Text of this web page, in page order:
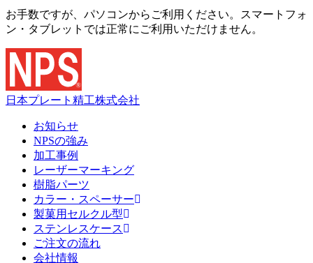
お手数ですが、パソコンからご利用ください。スマートフォ
ン・タブレットでは正常にご利用いただけません。
日本プレート精工株式会社
お知らせ
NPSの強み
加工事例
レーザーマーキング
樹脂パーツ
カラー・スペーサー
製菓用セルクル型
ステンレスケース
ご注文の流れ
会社情報